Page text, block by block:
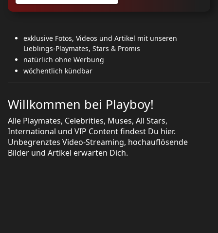
exklusive Fotos, Videos und Artikel mit unseren
Lieblings-Playmates, Stars & Promis
natürlich ohne Werbung
wöchentlich kündbar
Willkommen bei Playboy!
Alle Playmates, Celebrities, Muses, All Stars,
International und VIP Content findest Du hier.
Unbegrenztes Video-Streaming, hochauflösende
Bilder und Artikel erwarten Dich.